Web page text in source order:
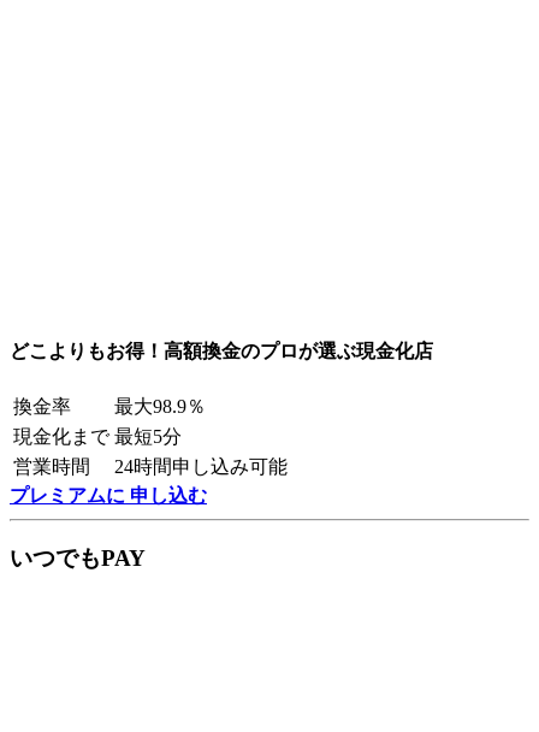
どこよりもお得！高額換金のプロが選ぶ現金化店
換金率
最大98.9％
現金化まで 最短5分
営業時間
24時間申し込み可能
プレミアムに 申し込む
いつでもPAY